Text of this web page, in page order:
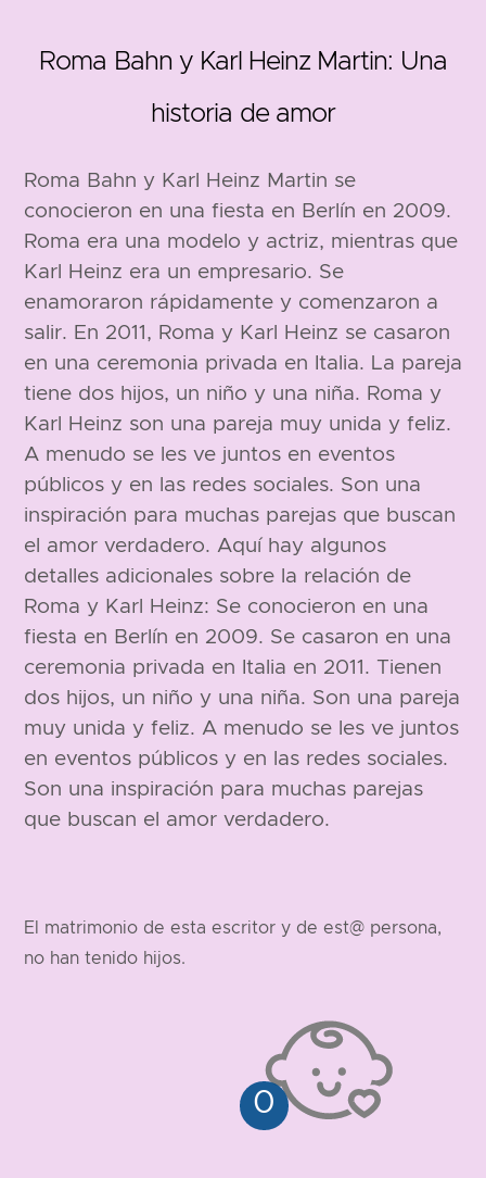
Roma Bahn y Karl Heinz Martin: Una
historia de amor
Roma Bahn y Karl Heinz Martin se
conocieron en una fiesta en Berlín en 2009.
Roma era una modelo y actriz, mientras que
Karl Heinz era un empresario. Se
enamoraron rápidamente y comenzaron a
salir. En 2011, Roma y Karl Heinz se casaron
en una ceremonia privada en Italia. La pareja
tiene dos hijos, un niño y una niña. Roma y
Karl Heinz son una pareja muy unida y feliz.
A menudo se les ve juntos en eventos
públicos y en las redes sociales. Son una
inspiración para muchas parejas que buscan
el amor verdadero. Aquí hay algunos
detalles adicionales sobre la relación de
Roma y Karl Heinz: Se conocieron en una
fiesta en Berlín en 2009. Se casaron en una
ceremonia privada en Italia en 2011. Tienen
dos hijos, un niño y una niña. Son una pareja
muy unida y feliz. A menudo se les ve juntos
en eventos públicos y en las redes sociales.
Son una inspiración para muchas parejas
que buscan el amor verdadero.
El matrimonio de esta escritor y de est@ persona,
no han tenido hijos.